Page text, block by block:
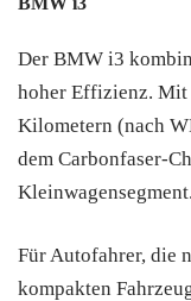
Der BMW i3
hoher Effizienz. Mit
Kilometern (nach
dem Carbonfaser-
Kleinwagensegment.
Für Autofahrer, die
kompakten